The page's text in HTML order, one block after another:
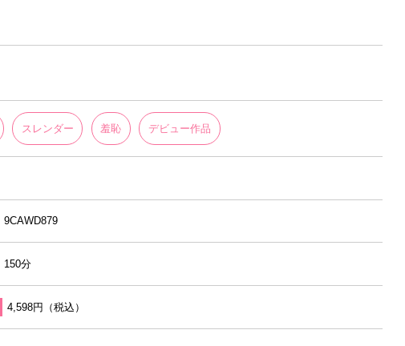
スレンダー 羞恥 デビュー作品
9CAWD879
150分
4,598円（税込）